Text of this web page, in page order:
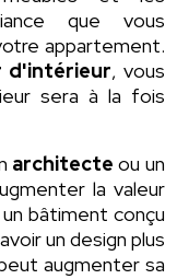
que vous
appartement.
d'intérieur, vous
sera à la fois
architecte ou un
la valeur
bâtiment conçu
un design plus
augmenter sa